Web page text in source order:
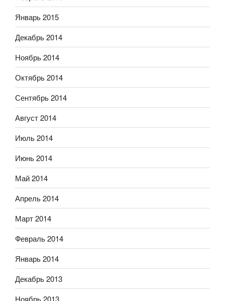
Январь 2015
Декабрь 2014
Ноябрь 2014
Октябрь 2014
Сентябрь 2014
Август 2014
Июль 2014
Июнь 2014
Май 2014
Апрель 2014
Март 2014
Февраль 2014
Январь 2014
Декабрь 2013
Ноябрь 2013